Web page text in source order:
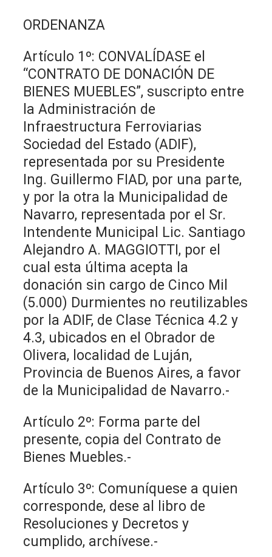
ORDENANZA
Artículo 1º: CONVALÍDASE el
“CONTRATO DE DONACIÓN DE
BIENES MUEBLES”, suscripto entre
la Administración de
Infraestructura Ferroviarias
Sociedad del Estado (ADIF),
representada por su Presidente
Ing. Guillermo FIAD, por una parte,
y por la otra la Municipalidad de
Navarro, representada por el Sr.
Intendente Municipal Lic. Santiago
Alejandro A. MAGGIOTTI, por el
cual esta última acepta la
donación sin cargo de Cinco Mil
(5.000) Durmientes no reutilizables
por la ADIF, de Clase Técnica 4.2 y
4.3, ubicados en el Obrador de
Olivera, localidad de Luján,
Provincia de Buenos Aires, a favor
de la Municipalidad de Navarro.-
Artículo 2º: Forma parte del
presente, copia del Contrato de
Bienes Muebles.-
Artículo 3º: Comuníquese a quien
corresponde, dese al libro de
Resoluciones y Decretos y
cumplido, archívese.-